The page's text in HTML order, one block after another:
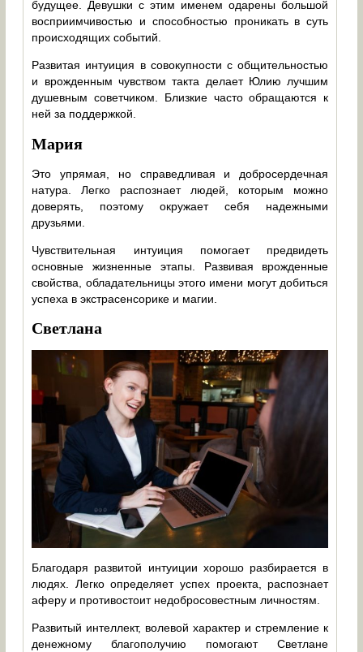
будущее. Девушки с этим именем одарены большой
восприимчивостью и способностью проникать в суть
происходящих событий.
Развитая интуиция в совокупности с общительностью
и врожденным чувством такта делает Юлию лучшим
душевным советчиком. Близкие часто обращаются к
ней за поддержкой.
Мария
Это упрямая, но справедливая и добросердечная
натура. Легко распознает людей, которым можно
доверять, поэтому окружает себя надежными
друзьями.
Чувствительная интуиция помогает предвидеть
основные жизненные этапы. Развивая врожденные
свойства, обладательницы этого имени могут добиться
успеха в экстрасенсорике и магии.
Светлана
Благодаря развитой интуиции хорошо разбирается в
людях. Легко определяет успех проекта, распознает
аферу и противостоит недобросовестным личностям.
Развитый интеллект, волевой характер и стремление к
денежному благополучию помогают Светлане